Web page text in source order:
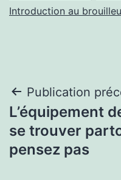
Introduction au
Navigation
de
l’article
Publication
L’équipement
se trouver
pensez pas